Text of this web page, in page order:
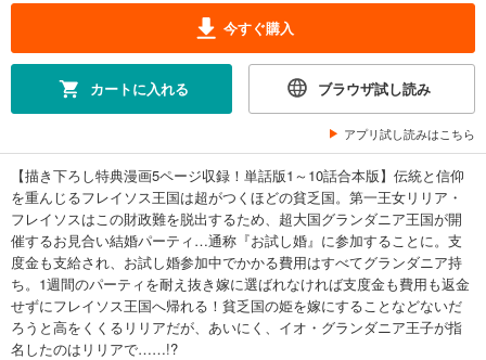
今すぐ購入
カートに入れる ブラウザ試し読み
アプリ試し読みはこちら
【描き下ろし特典漫画5ページ収録！単話版1～10話合本版】伝統と信仰
を重んじるフレイソス王国は超がつくほどの貧乏国。第一王女リリア・
フレイソスはこの財政難を脱出するため、超大国グランダニア王国が開
催するお見合い結婚パーティ…通称『お試し婚』に参加することに。支
度金も支給され、お試し婚参加中でかかる費用はすべてグランダニア持
ち。1週間のパーティを耐え抜き嫁に選ばれなければ支度金も費用も返金
せずにフレイソス王国へ帰れる！貧乏国の姫を嫁にすることなどないだ
ろうと高をくくるリリアだが、あいにく、イオ・グランダニア王子が指
名したのはリリアで……!?